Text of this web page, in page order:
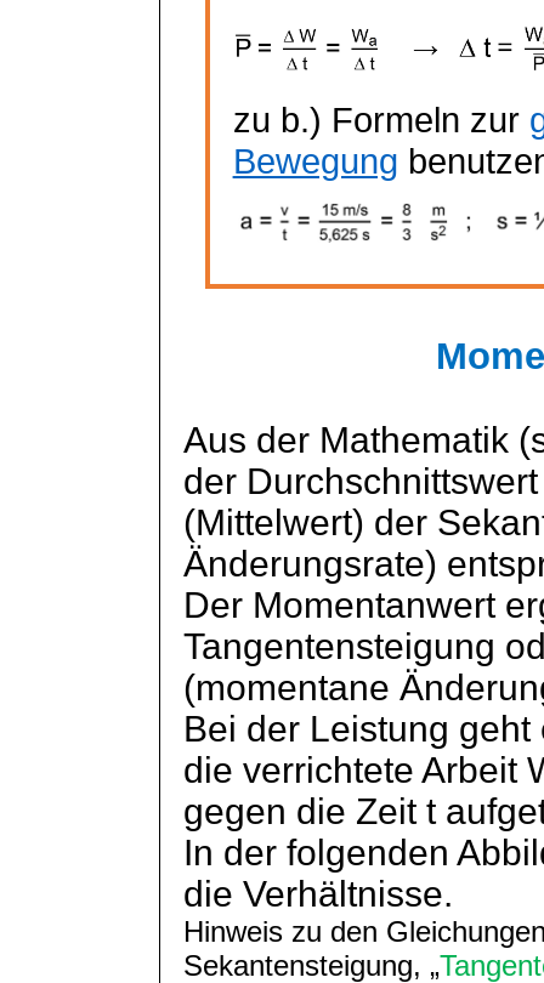
zu b.) Formeln zur
Bewegung
Aus der Mathematik
der Durchschnittswert
(Mittelwert) der
Änderungsrate)
Der Momentanwert
Tangentensteigung
(momentane
Bei der Leistung
die verrichtete Arbeit
gegen die Zeit t
In der folgenden
die Verhältnisse.
Hinweis zu den
Sekantensteigung, „